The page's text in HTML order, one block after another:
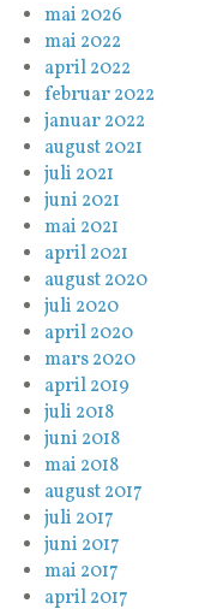
mai 2026
mai 2022
april 2022
februar 2022
januar 2022
august 2021
juli 2021
juni 2021
mai 2021
april 2021
august 2020
juli 2020
april 2020
mars 2020
april 2019
juli 2018
juni 2018
mai 2018
august 2017
juli 2017
juni 2017
mai 2017
april 2017